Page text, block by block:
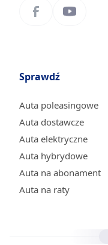
Sprawdź
Auta poleasingowe
Auta dostawcze
Auta elektryczne
Auta hybrydowe
Auta na abonament
Auta na raty